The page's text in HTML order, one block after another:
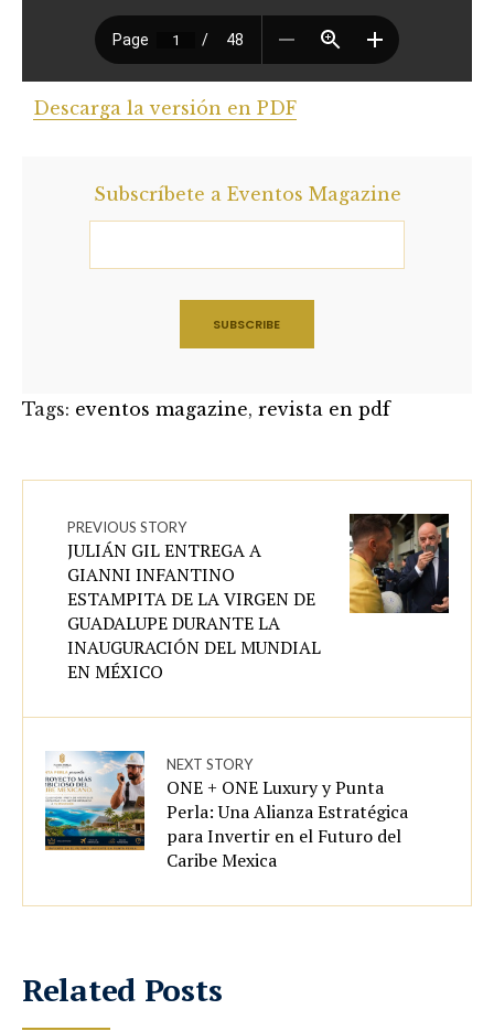
Descarga la versión en PDF
Subscríbete a Eventos Magazine
Tags: eventos magazine, revista en pdf
PREVIOUS STORY
JULIÁN GIL ENTREGA A
GIANNI INFANTINO
ESTAMPITA DE LA VIRGEN DE
GUADALUPE DURANTE LA
INAUGURACIÓN DEL MUNDIAL
EN MÉXICO
NEXT STORY
ONE + ONE Luxury y Punta
Perla: Una Alianza Estratégica
para Invertir en el Futuro del
Caribe Mexica
Related Posts